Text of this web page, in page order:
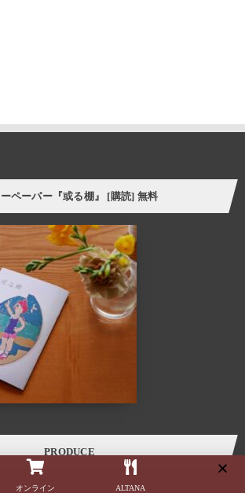
ィーを自分に置き換えてリアルに感じさせてくれる
、ALTANA（アルタナ）が誕生しました。
（アルタナ）の名前の由来は、「或る棚」。
の特定の棚ではなく、家の中に誰しもが持つ
とつの棚」を指し、同時に様々な可能性を
タナティブな空間であることも意味します。
存在する「棚」を活用し、カタチを変えながら様々な
ーでライフスタイルの提案を展開していきます。
楽・ギャラリー・ワークショップ・家具・インテリア・建
ペーパー『或る棚』 [購読] 無料
PRODUCE
オンライン
ALTANA